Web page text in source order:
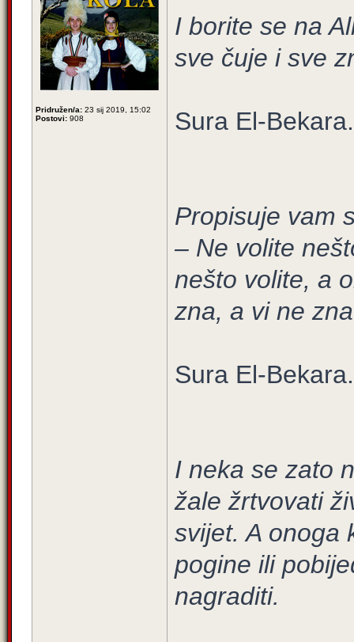
Pridružen/a: 23 sij 2019, 15:02
Postovi: 908
I borite se na
sve čuje i sve
Sura El-
Propisuje vam
– Ne volite
nešto volite, a
zna, a vi ne
Sura El-
I neka se zato
žale žrtvovati
svijet. A onoga
pogine ili
nagraditi.